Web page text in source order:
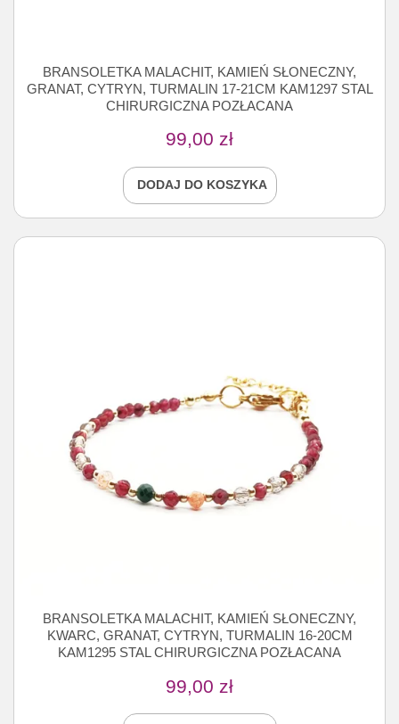
BRANSOLETKA MALACHIT, KAMIEŃ SŁONECZNY,
GRANAT, CYTRYN, TURMALIN 17-21CM KAM1297 STAL
CHIRURGICZNA POZŁACANA
99,00 zł
DODAJ DO KOSZYKA
BRANSOLETKA MALACHIT, KAMIEŃ SŁONECZNY,
KWARC, GRANAT, CYTRYN, TURMALIN 16-20CM
KAM1295 STAL CHIRURGICZNA POZŁACANA
99,00 zł